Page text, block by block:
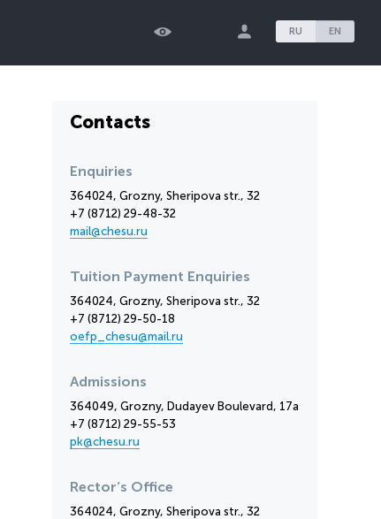
RU EN
Contacts
Enquiries
364024, Grozny, Sheripova str., 32
+7 (8712) 29-48-32
mail@chesu.ru
Tuition Payment Enquiries
364024, Grozny, Sheripova str., 32
+7 (8712) 29-50-18
oefp_chesu@mail.ru
Admissions
364049, Grozny, Dudayev Boulevard, 17a
+7 (8712) 29-55-53
pk@chesu.ru
Rector’s Office
364024, Grozny, Sheripova str., 32